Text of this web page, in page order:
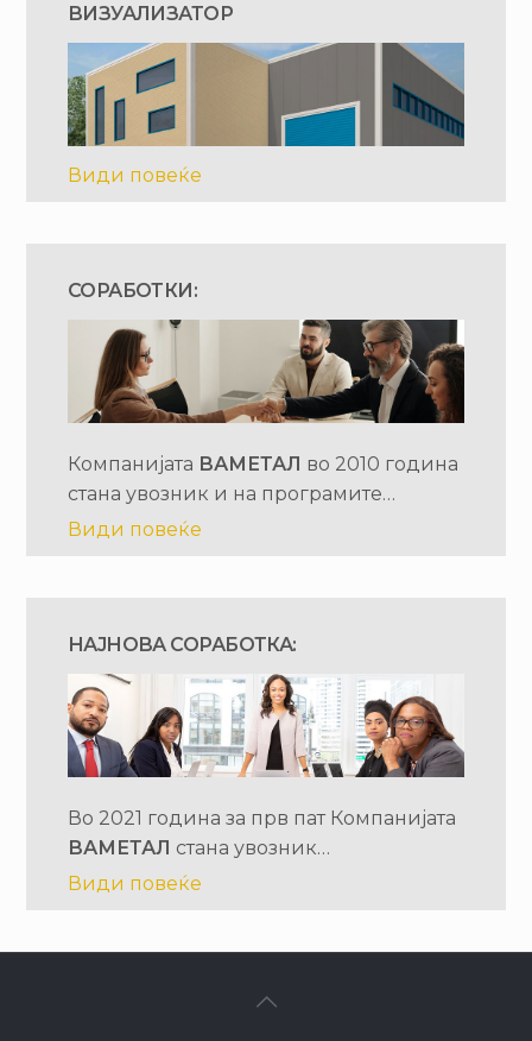
ВИЗУАЛИЗАТОР
Види повеќе
СОРАБОТКИ:
Компанијата ВАМЕТАЛ во 2010 година
стана увозник и на програмите…
Види повеќе
НАЈНОВА СОРАБОТКА:
Во 2021 година за прв пат Компанијата
ВАМЕТАЛ стана увозник…
Види повеќе